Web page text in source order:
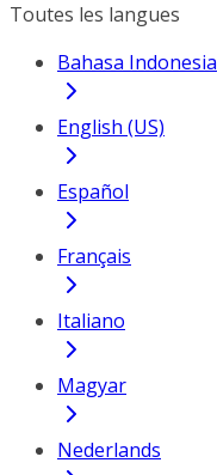
Toutes les langues
Bahasa Indonesia
English (US)
Español
Français
Italiano
Magyar
Nederlands